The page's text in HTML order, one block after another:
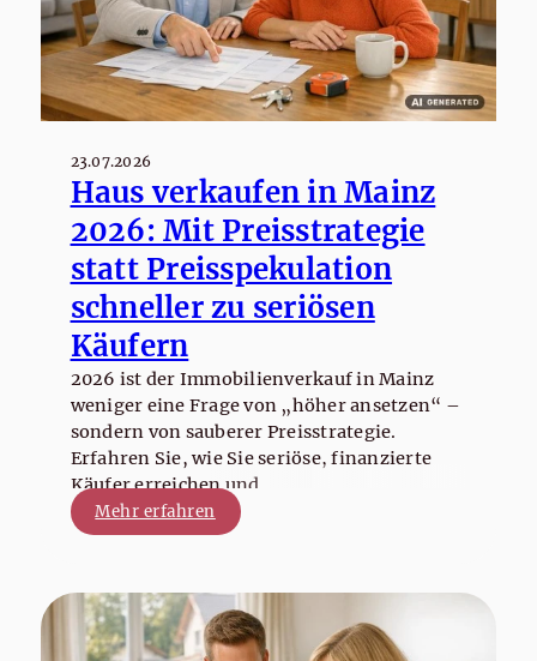
23.07.2026
Haus verkaufen in Mainz
2026: Mit Preisstrategie
statt Preisspekulation
schneller zu seriösen
Käufern
2026 ist der Immobilienverkauf in Mainz
weniger eine Frage von „höher ansetzen“ –
sondern von sauberer Preisstrategie.
Erfahren Sie, wie Sie seriöse, finanzierte
Käufer erreichen und
Besichtigungstourismus vermeiden.
Mehr erfahren